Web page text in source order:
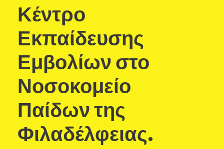
Κέντρο
Εκπαίδευσης
Εμβολίων στο
Νοσοκομείο
Παίδων της
Φιλαδέλφειας.